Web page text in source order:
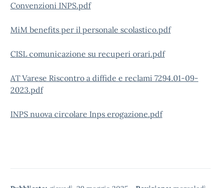
Convenzioni INPS.pdf
MiM benefits per il personale scolastico.pdf
CISL comunicazione su recuperi orari.pdf
AT Varese Riscontro a diffide e reclami 7294.01-09-
2023.pdf
INPS nuova circolare Inps erogazione.pdf